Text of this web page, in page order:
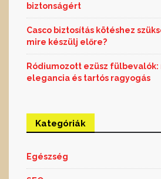
biztonságért
Casco biztosítás kötéshez
mire készülj előre?
Ródiumozott ezüsz fülbevalók:
elegancia és tartós ragyogás
Kategóriák
Egészség